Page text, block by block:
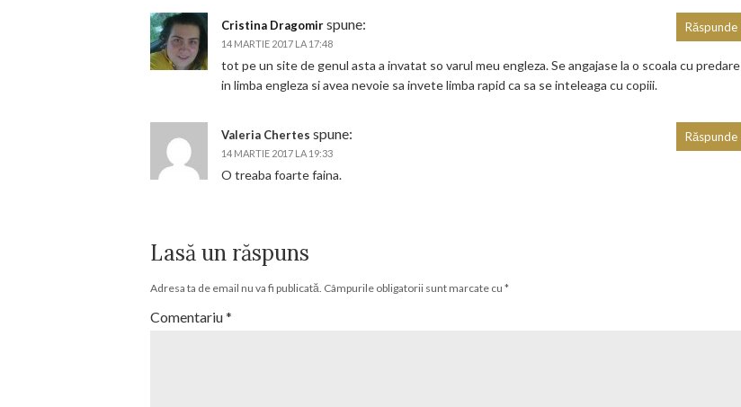
Cristina Dragomirspune:
14 MARTIE 2017 LA 17:48
tot pe un site de genul asta a invatat so varul meu engleza. Se angajase la o scoala cu predare
in limba engleza si avea nevoie sa invete limba rapid ca sa se inteleaga cu copiii.
Răspunde
Valeria Chertes spune:
14 MARTIE 2017 LA 19:33
O treaba foarte faina.
Răspunde
Lasă un răspuns
Adresa ta de email nu va fi publicată. Câmpurile obligatorii sunt marcate cu *
Comentariu*